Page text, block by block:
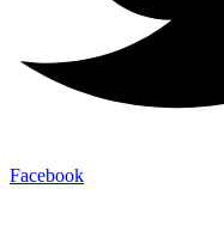
Facebook